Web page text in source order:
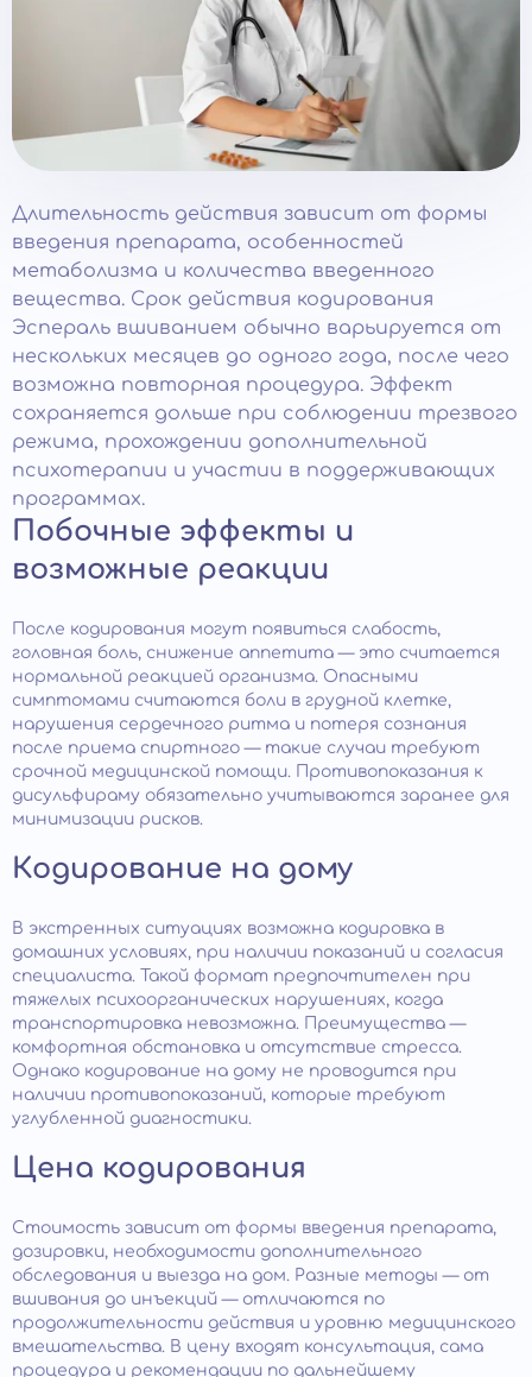
Длительность действия зависит от формы
введения препарата, особенностей
метаболизма и количества введенного
вещества. Срок действия кодирования
Эспераль вшиванием обычно варьируется от
нескольких месяцев до одного года, после чего
возможна повторная процедура. Эффект
сохраняется дольше при соблюдении трезвого
режима, прохождении дополнительной
психотерапии и участии в поддерживающих
программах.
Побочные эффекты и
возможные реакции
После кодирования могут появиться слабость,
головная боль, снижение аппетита — это считается
нормальной реакцией организма. Опасными
симптомами считаются боли в грудной клетке,
нарушения сердечного ритма и потеря сознания
после приема спиртного — такие случаи требуют
срочной медицинской помощи. Противопоказания к
дисульфираму обязательно учитываются заранее для
минимизации рисков.
Кодирование на дому
В экстренных ситуациях возможна кодировка в
домашних условиях, при наличии показаний и согласия
специалиста. Такой формат предпочтителен при
тяжелых психоорганических нарушениях, когда
транспортировка невозможна. Преимущества —
комфортная обстановка и отсутствие стресса.
Однако кодирование на дому не проводится при
наличии противопоказаний, которые требуют
углубленной диагностики.
Цена кодирования
Стоимость зависит от формы введения препарата,
дозировки, необходимости дополнительного
обследования и выезда на дом. Разные методы — от
вшивания до инъекций — отличаются по
продолжительности действия и уровню медицинского
вмешательства. В цену входят консультация, сама
процедура и рекомендации по дальнейшему